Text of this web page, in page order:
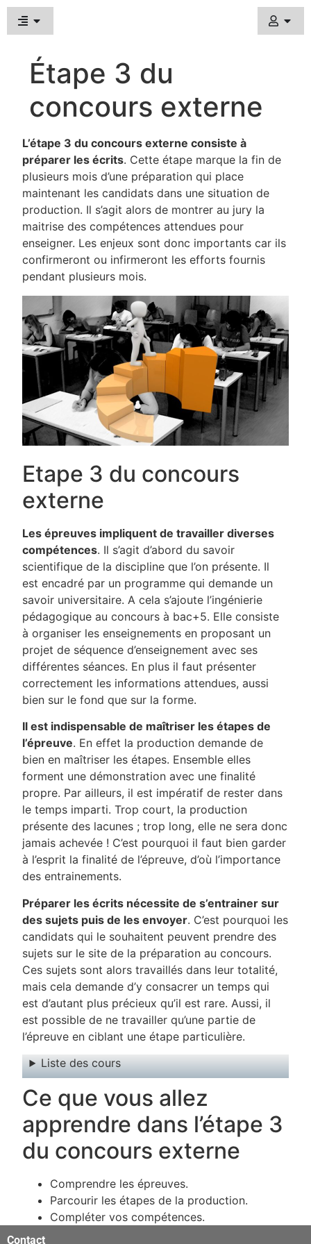
Étape 3 du
concours externe
L’étape 3 du concours externe consiste à
préparer les écrits. Cette étape marque la fin de
plusieurs mois d’une préparation qui place
maintenant les candidats dans une situation de
production. Il s’agit alors de montrer au jury la
maitrise des compétences attendues pour
enseigner. Les enjeux sont donc importants car ils
confirmeront ou infirmeront les efforts fournis
pendant plusieurs mois.
Etape 3 du concours
externe
Les épreuves impliquent de travailler diverses
compétences. Il s’agit d’abord du savoir
scientifique de la discipline que l’on présente. Il
est encadré par un programme qui demande un
savoir universitaire. A cela s’ajoute l’ingénierie
pédagogique au concours à bac+5. Elle consiste
à organiser les enseignements en proposant un
projet de séquence d’enseignement avec ses
différentes séances. En plus il faut présenter
correctement les informations attendues, aussi
bien sur le fond que sur la forme.
Il est indispensable de maîtriser les étapes de
l’épreuve. En effet la production demande de
bien en maîtriser les étapes. Ensemble elles
forment une démonstration avec une finalité
propre. Par ailleurs, il est impératif de rester dans
le temps imparti. Trop court, la production
présente des lacunes ; trop long, elle ne sera donc
jamais achevée ! C’est pourquoi il faut bien garder
à l’esprit la finalité de l’épreuve, d’où l’importance
des entrainements.
Préparer les écrits nécessite de s’entrainer sur
des sujets puis de les envoyer. C’est pourquoi les
candidats qui le souhaitent peuvent prendre des
sujets sur le site de la préparation au concours.
Ces sujets sont alors travaillés dans leur totalité,
mais cela demande d’y consacrer un temps qui
est d’autant plus précieux qu’il est rare. Aussi, il
est possible de ne travailler qu’une partie de
l’épreuve en ciblant une étape particulière.
Liste des cours
Ce que vous allez
apprendre dans l’étape 3
du concours externe
Comprendre les épreuves.
Parcourir les étapes de la production.
Compléter vos compétences.
şans
vidobet
vidobet
vidobet
vidobet
casinolevant
casinolevant
casinolevant
vidobet
şans
casinolevant
casino
şans
casino
casino
casino
boostaro
casinolevant
şans
casinolevant
şanscasino
vidobet
vidobet
levant
galyabet
gorabet
gorabet
gorabet
vidobet
galyabet
gorabet
gorabet
nigeria
sports
Contact